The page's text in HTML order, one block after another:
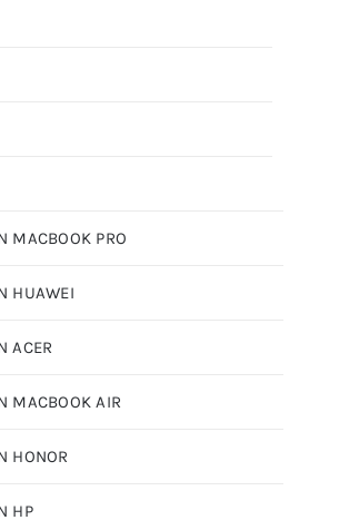
MACBOOK PRO
HUAWEI
ACER
MACBOOK AIR
HONOR
HP